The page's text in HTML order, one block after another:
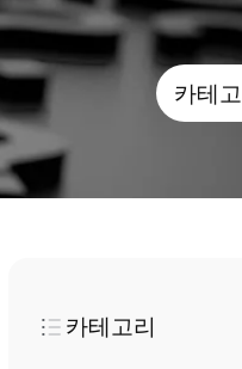
카테
카테고리